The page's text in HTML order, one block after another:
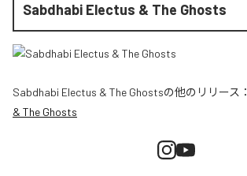
Sabdhabi Electus & The Ghosts
Sabdhabi Electus & The Ghostsの他のリリース：
& The Ghosts